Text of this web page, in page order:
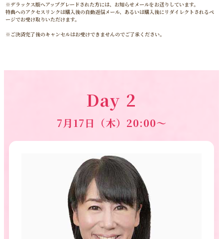
※デラックス版へアップグレードされた方には、お知らせメールをお送りしています。
特典へのアクセスリンクは購入後の自動返信メール、あるいは購入後にリダイレクトされるペ
ージでお受け取りいただけます。
※ご決済完了後のキャンセルはお受けできませんのでご了承ください。
Day 2
7月17日（木）20:00～